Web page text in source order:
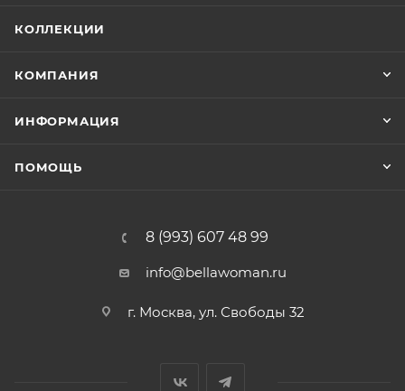
КОЛЛЕКЦИИ
КОМПАНИЯ
ИНФОРМАЦИЯ
ПОМОЩЬ
8 (993) 607 48 99
info@bellawoman.ru
г. Москва, ул. Свободы 32